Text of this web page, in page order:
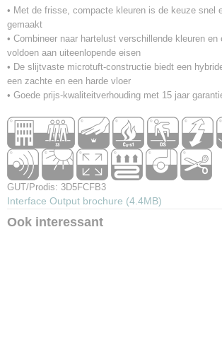
• Met de frisse, compacte kleuren is de keuze snel
gemaakt
• Combineer naar hartelust verschillende kleuren
voldoen aan uiteenlopende eisen
• De slijtvaste microtuft-constructie biedt een
een zachte en een harde vloer
• Goede prijs-kwaliteitverhouding met 15 jaar
GUT/Prodis: 3D5FCFB3
Interface Output brochure (4.4MB)
Ook interessant